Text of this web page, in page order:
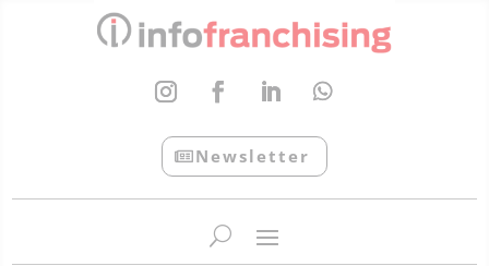
Newsletter